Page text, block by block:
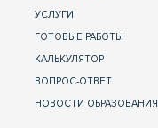
УСЛУГИ
ГОТОВЫЕ РАБОТЫ
КАЛЬКУЛЯТОР
ВОПРОС-ОТВЕТ
НОВОСТИ ОБРАЗОВАНИЯ